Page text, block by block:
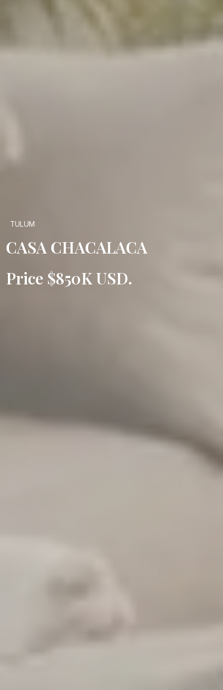
TULUM
CASA CHACALACA
Price $850K USD.